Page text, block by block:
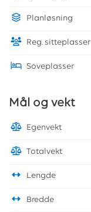
Planløsning
Reg. sitteplasser
Soveplasser
Mål og vekt
Egenvekt
Totalvekt
Lengde
Bredde